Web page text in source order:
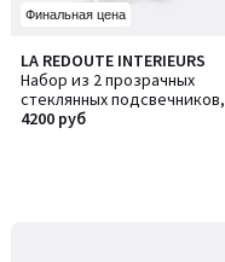
Финальная цена
LA REDOUTE INTERIEURS
Набор из 2 прозрачных
стеклянных подсвечников,
высота 7,5 см, OVIA / ОВИЯ
4200 руб